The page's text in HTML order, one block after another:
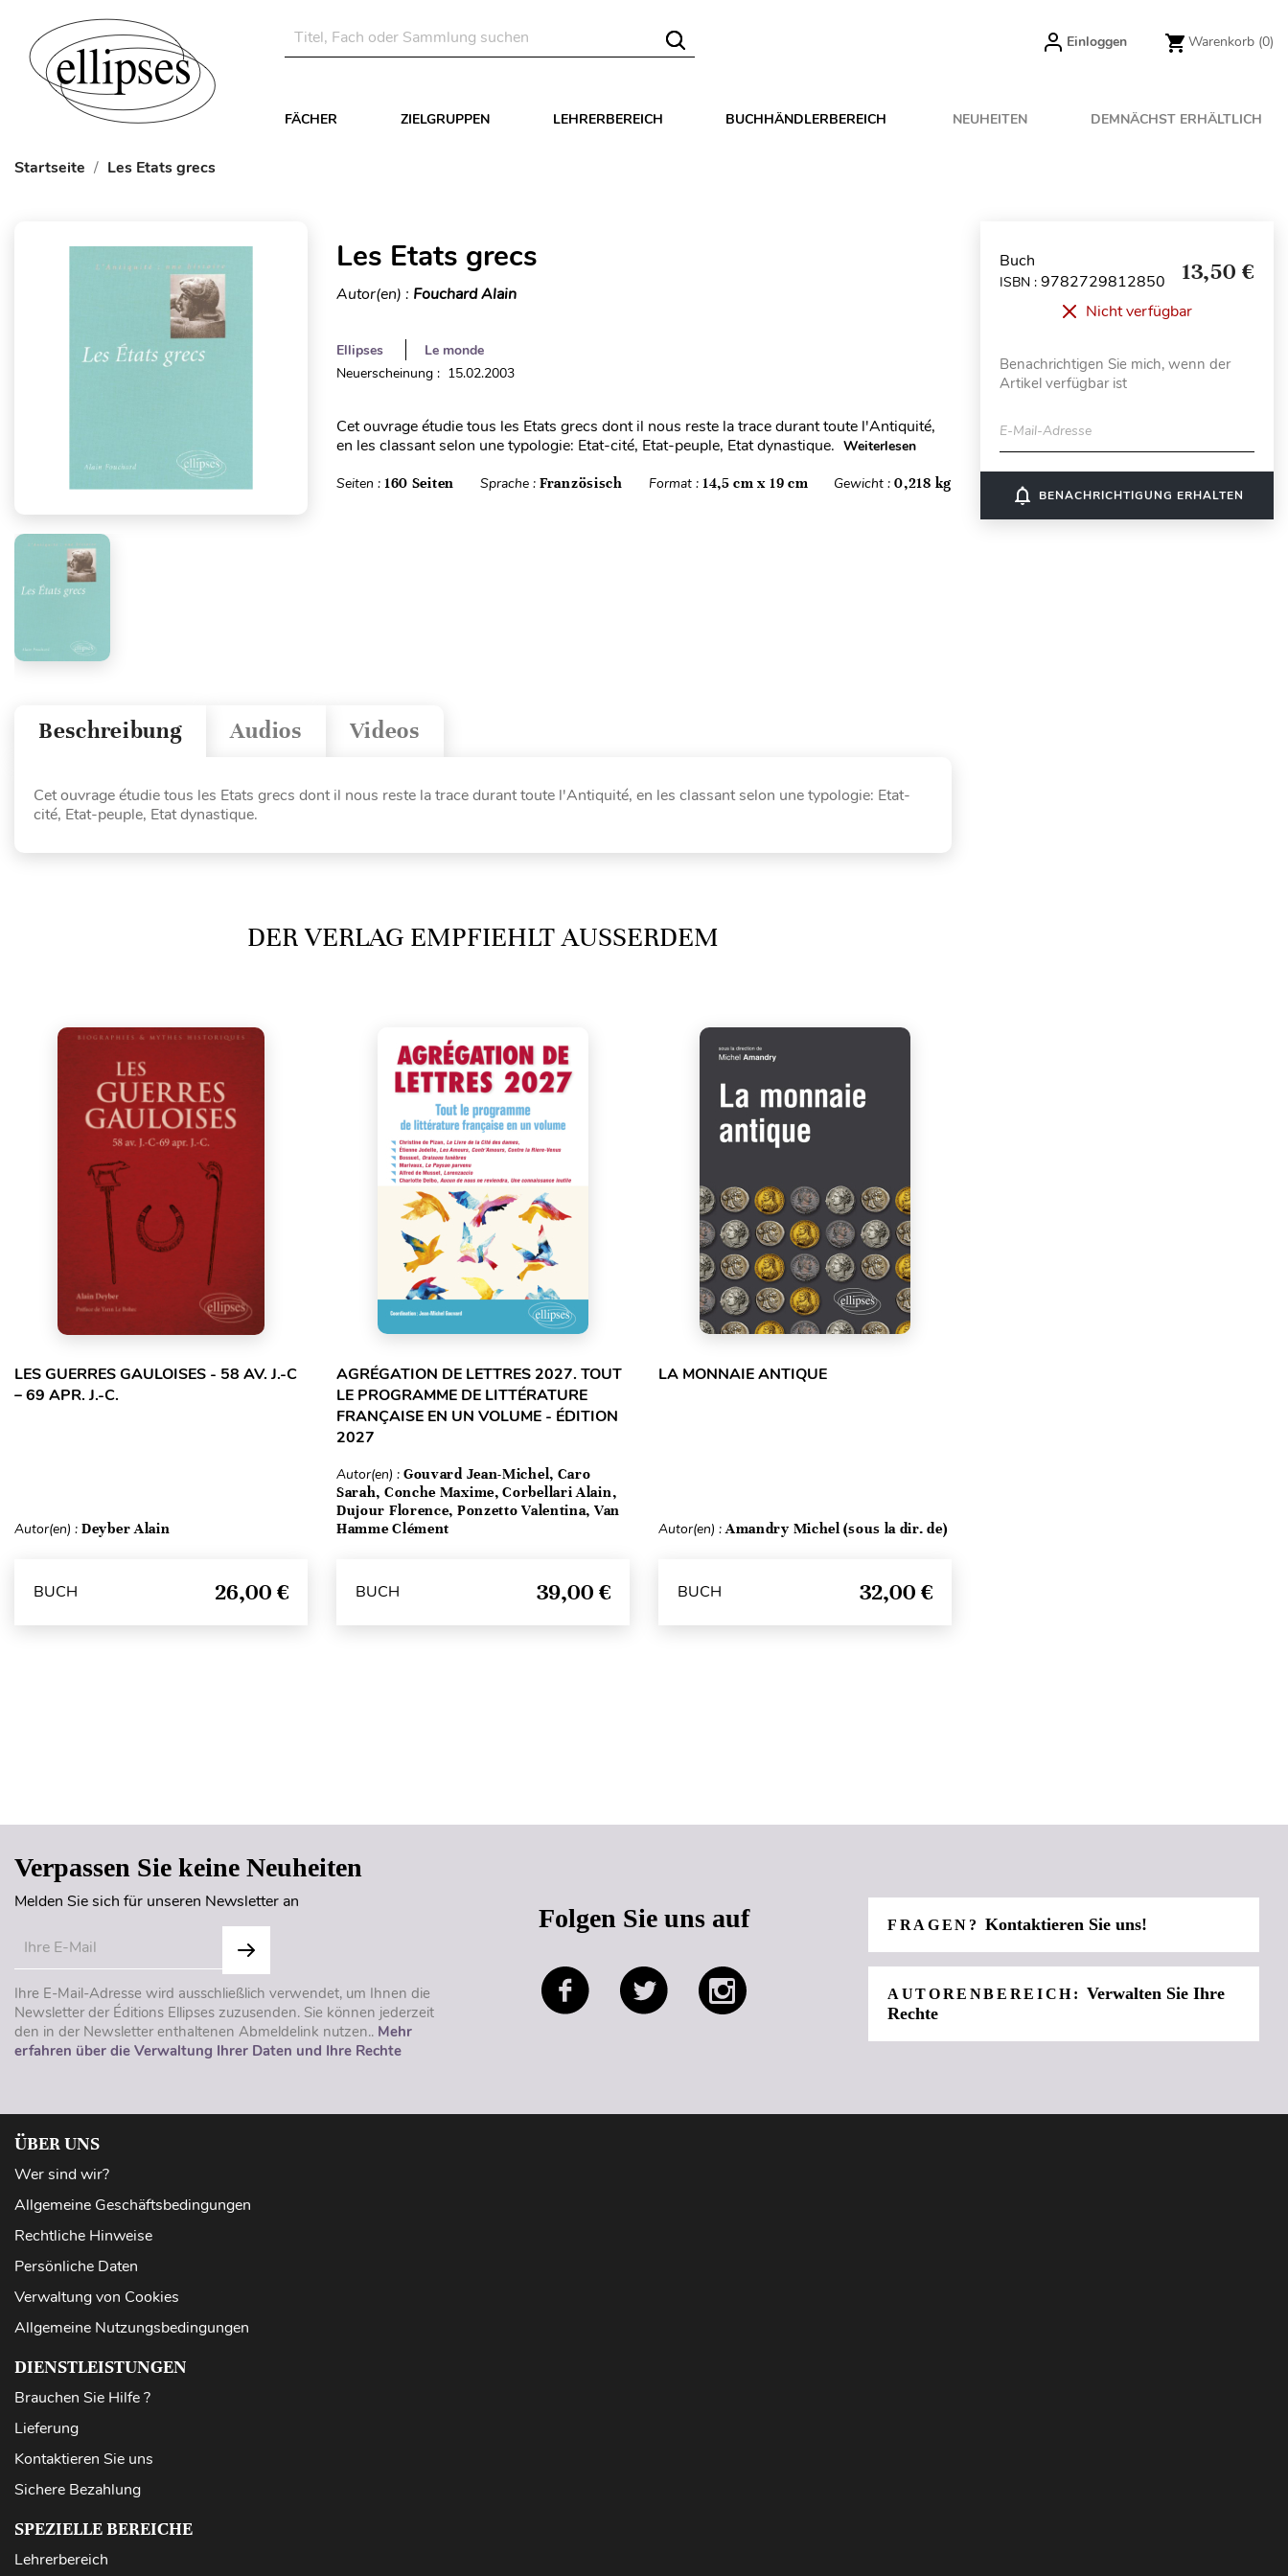
Einloggen Warenkorb (0)
FÄCHER ZIELGRUPPEN LEHRERBEREICH BUCHHÄNDLERBEREICH NEUHEITEN DEMNÄCHST ERHÄLTLICH
Startseite Les Etats grecs
Les Etats grecs
Autor(en) : Fouchard Alain
Ellipses
Le monde
Neuerscheinung : 15.02.2003
Cet ouvrage étudie tous les Etats grecs dont il nous reste la trace durant toute l'Antiquité,
en les classant selon une typologie: Etat-cité, Etat-peuple, Etat dynastique. Weiterlesen
Seiten : 160 Seiten Sprache :Französisch Format : 14,5 cm x 19 cm Gewicht :0,218 kg
Videos
Audios
Beschreibung
Cet ouvrage étudie tous les Etats grecs dont il nous reste la trace durant toute l'Antiquité, en les classant selon une typologie: Etat-
cité, Etat-peuple, Etat dynastique.
DER VERLAG EMPFIEHLT AUSSERDEM
LES GUERRES GAULOISES - 58 AV. J.-C
– 69 APR. J.-C.
Autor(en) : Deyber Alain
BUCH 26,00 €
AGRÉGATION DE LETTRES 2027. TOUT
LE PROGRAMME DE LITTÉRATURE
FRANÇAISE EN UN VOLUME - ÉDITION
2027
Autor(en) : Gouvard Jean-Michel, Caro
Sarah, Conche Maxime, Corbellari Alain,
Dujour Florence, Ponzetto Valentina, Van
Hamme Clément
BUCH 39,00 €
LA MONNAIE ANTIQUE
Autor(en) :Amandry Michel (sous la dir. de)
BUCH 32,00 €
Buch
ISBN : 9782729812850 13,50 €
Nicht verfügbar
Benachrichtigen Sie mich, wenn der
Artikel verfügbar ist
E-Mail-Adresse
notifications_none BENACHRICHTIGUNG ERHALTEN
Verpassen Sie keine Neuheiten
Melden Sie sich für unseren Newsletter an
Ihre E-Mail-Adresse wird ausschließlich verwendet, um Ihnen die
Newsletter der Éditions Ellipses zuzusenden. Sie können jederzeit
den in der Newsletter enthaltenen Abmeldelink nutzen.. Mehr
erfahren über die Verwaltung Ihrer Daten und Ihre Rechte
Folgen Sie uns auf FRAGEN?Kontaktieren Sie uns!
AUTORENBEREICH:Verwalten Sie Ihre
Rechte
ÜBER UNS
Wer sind wir?
Allgemeine Geschäftsbedingungen
Rechtliche Hinweise
Persönliche Daten
Verwaltung von Cookies
Allgemeine Nutzungsbedingungen
DIENSTLEISTUNGEN
Brauchen Sie Hilfe ?
Lieferung
Kontaktieren Sie uns
Sichere Bezahlung
SPEZIELLE BEREICHE
Lehrerbereich